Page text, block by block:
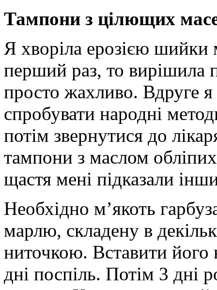
Тампони з цілющих
Я хворіла ерозією шийки
перший раз, то вирішила
просто жахливо. Вдруге
спробувати народні
потім звернутися до
тампони з маслом
щастя мені підказали
Необхідно м’якоть
марлю, складену в
ниточкою. Вставити його
дні поспіль. Потім 3 дні